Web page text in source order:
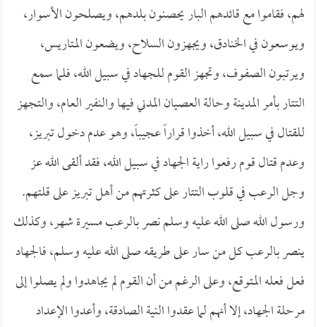
لهم، فقاموا مع قائدهم البار يحصنون بلدهم، ويصلحون الأسوار،
ويوسعون في الخنادق، ويجهزون السلاح، ويضعون المتاريس،
ويرتبون الصفوف، وتجهز القوم للجهاد في سبيل الله، فلما سمع
التتار بأمر المدينة وحالة العصيان المدني فيها والنفير العام، والتجهز
للقتال في سبيل الله، أخذوا قراراً عجيباً، وهو عدم دخول تبريز،
وعدم قتال قوم رفعوا راية الجهاد في سبيل الله، فقد ألقى الله عز
وجل الرعب في قلوب التتار على كثرتهم من أهل تبريز على قلتهم.
ورسول الله صلى الله عليه وسلم نصر بالرعب مسيرة شهر، وكذلك
ينصر بالرعب كل من سار على طريقه صلى الله عليه وسلم، فالجهاد
فعل فعله المتوقع، وعلى الرغم من أن القوم لم يجاهدوا ولم يصلوا إلى
مرحلة الجهاد، إلا أنهم لما عقدوا النية الصادقة، وأعدوا الإعداد